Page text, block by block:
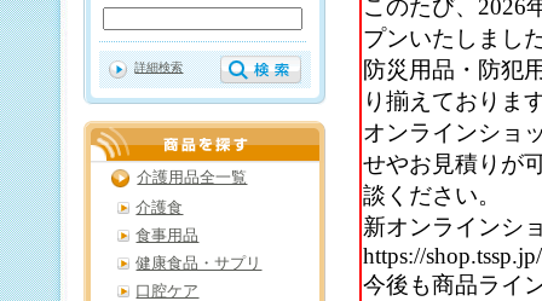
このたび、2026
プンいたしまし
防災用品・防犯
り揃えておりま
オンラインショ
せやお見積りが
談ください。
新オンラインシ
https://shop.tssp.jp/
今後も商品ライ
詳細検索
介護用品全一覧
介護食
食事用品
健康食品・サプリ
口腔ケア